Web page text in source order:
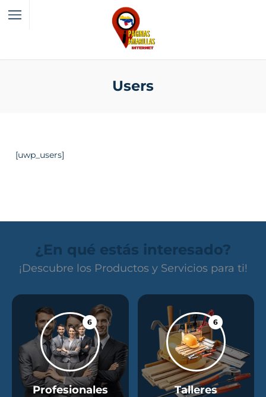
Users
[uwp_users]
¿En qué estás interesado?
¡Descubre los Productos y Servicios para ti!
6
Profesionales
6
Talleres